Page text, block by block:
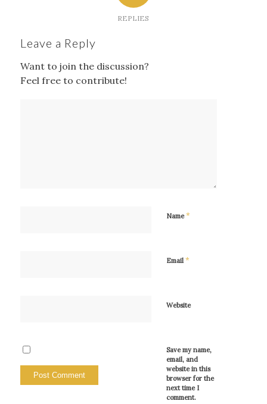
REPLIES
Leave a Reply
Want to join the discussion?
Feel free to contribute!
Name*
Email *
Website
Save my name,
email, and
website in this
browser for the
next time I
comment.